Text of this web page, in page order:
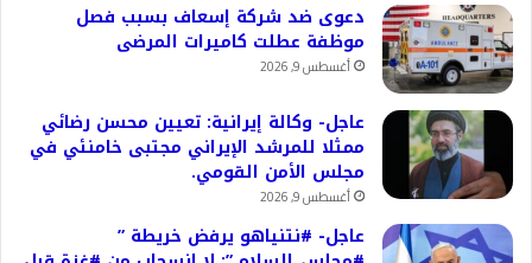
دعوى ضد شركة إسعاف بسبب فصل
موظفة عطلت كاميرات المرضى
أغسطس 9, 2026
عاجل- وكالة إيرانية: تعيين محسن رضائي
ممثلا للمرشد الإيراني مجتبى خامنئي في
مجلس الأمن القومي.
أغسطس 9, 2026
عاجل- #نتنياهو يرفض خريطة ”